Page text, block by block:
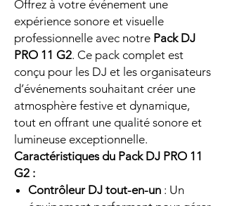
Offrez à votre événement une
expérience sonore et visuelle
professionnelle avec notre Pack DJ
PRO 11 G2. Ce pack complet est
conçu pour les DJ et les organisateurs
d’événements souhaitant créer une
atmosphère festive et dynamique,
tout en offrant une qualité sonore et
lumineuse exceptionnelle.
Caractéristiques du Pack DJ PRO 11
G2 :
Contrôleur DJ tout-en-un : Un